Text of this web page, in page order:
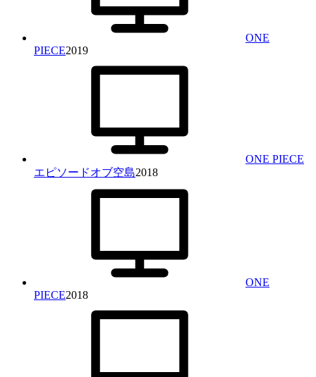
ONE
PIECE2019
ONE PIECE
エピソードオブ空島2018
ONE
PIECE2018